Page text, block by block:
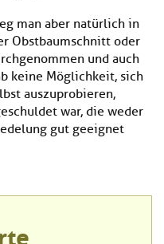
man aber natürlich in
Obstbaumschnitt oder
und auch
keine Möglichkeit, sich
auszuprobieren,
war, die weder
gut geeignet